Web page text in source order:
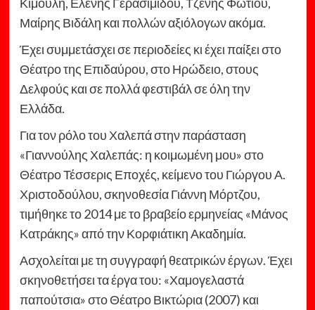
Μαίρης Βιδάλη και πολλών αξιόλογων ακόμα.
Έχει συμμετάσχει σε περιοδείες κι έχει παίξει στο
Θέατρο της Επιδαύρου, στο Ηρώδειο, στους
Δελφούς και σε πολλά φεστιβάλ σε όλη την
Ελλάδα.
Για τον ρόλο του Χαλεπά στην παράσταση
«Γιαννούλης Χαλεπάς: η κοιμωμένη μου» στο
Θέατρο Τέσσερις Εποχές, κείμενο του Γιώργου Α.
Χριστοδούλου, σκηνοθεσία Γιάννη Μόρτζου,
τιμήθηκε το 2014 με το βραβείο ερμηνείας «Μάνος
Κατράκης» από την Κορφιάτικη Ακαδημία.
Ασχολείται με τη συγγραφή θεατρικών έργων. Έχει
σκηνοθετήσει τα έργα του: «Χαμογελαστά
παπούτσια» στο Θέατρο Βικτώρια (2007) και